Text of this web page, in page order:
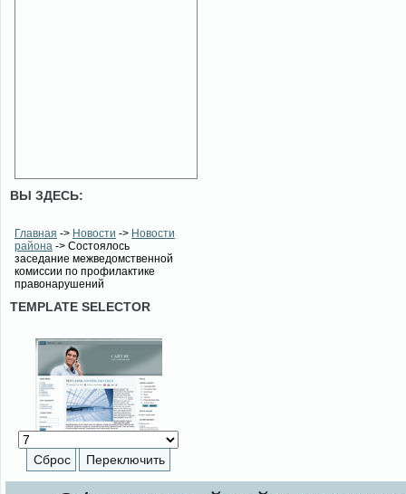
ВЫ ЗДЕСЬ:
Главная -> Новости -> Новости
района -> Состоялось
заседание межведомственной
комиссии по профилактике
правонарушений
TEMPLATE SELECTOR